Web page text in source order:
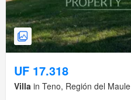
UF 17.318
Villa in Teno, Región del Maule